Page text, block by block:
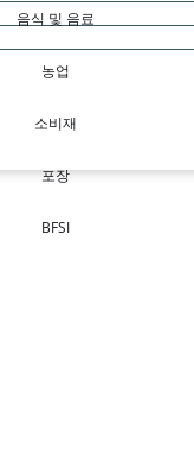
음식 및 음료
농업
소비재
포장
BFSI